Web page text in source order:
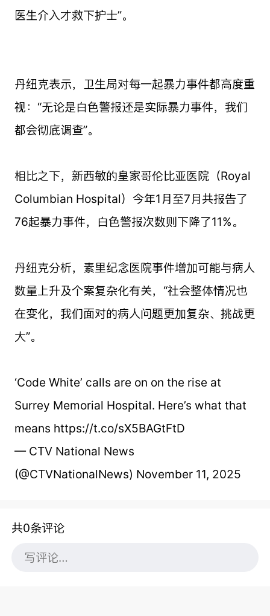
医生介入才救下护士”。
丹纽克表示，卫生局对每一起暴力事件都高度重
视：“无论是白色警报还是实际暴力事件，我们
都会彻底调查”。
相比之下，新西敏的皇家哥伦比亚医院（Royal
Columbian Hospital）今年1月至7月共报告了
76起暴力事件，白色警报次数则下降了11%。
丹纽克分析，素里纪念医院事件增加可能与病人
数量上升及个案复杂化有关，“社会整体情况也
在变化，我们面对的病人问题更加复杂、挑战更
大”。
‘Code White’ calls are on on the rise at
Surrey Memorial Hospital. Here’s what that
means https://t.co/sX5BAGtFtD
— CTV National News
(@CTVNationalNews) November 11, 2025
共0条评论